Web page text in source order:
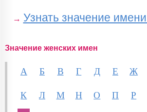
→ Узнать значение
Значение женских имен
А Б В Г Д Е Ж
К
Л М Н О П Р